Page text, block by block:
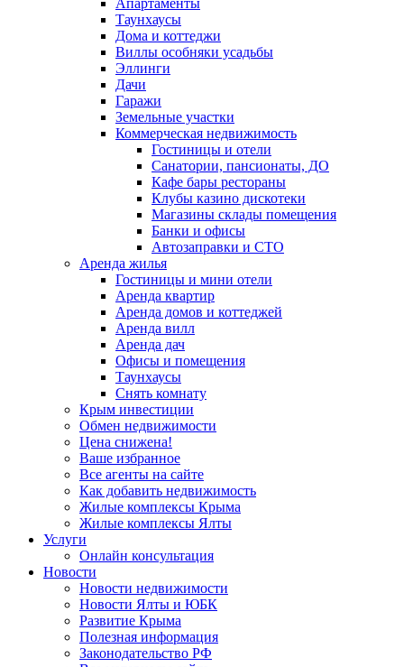
Апартаменты
Таунхаусы
Дома и коттеджи
Виллы особняки усадьбы
Эллинги
Дачи
Гаражи
Земельные участки
Коммерческая недвижимость
Гостиницы и отели
Санатории, пансионаты, ДО
Кафе бары рестораны
Клубы казино дискотеки
Магазины склады помещения
Банки и офисы
Автозаправки и СТО
Аренда жилья
Гостиницы и мини отели
Аренда квартир
Аренда домов и коттеджей
Аренда вилл
Аренда дач
Офисы и помещения
Таунхаусы
Снять комнату
Крым инвестиции
Обмен недвижимости
Цена снижена!
Ваше избранное
Все агенты на сайте
Как добавить недвижимость
Жилые комплексы Крыма
Жилые комплексы Ялты
Услуги
Онлайн консультация
Новости
Новости недвижимости
Новости Ялты и ЮБК
Развитие Крыма
Полезная информация
Законодательство РФ